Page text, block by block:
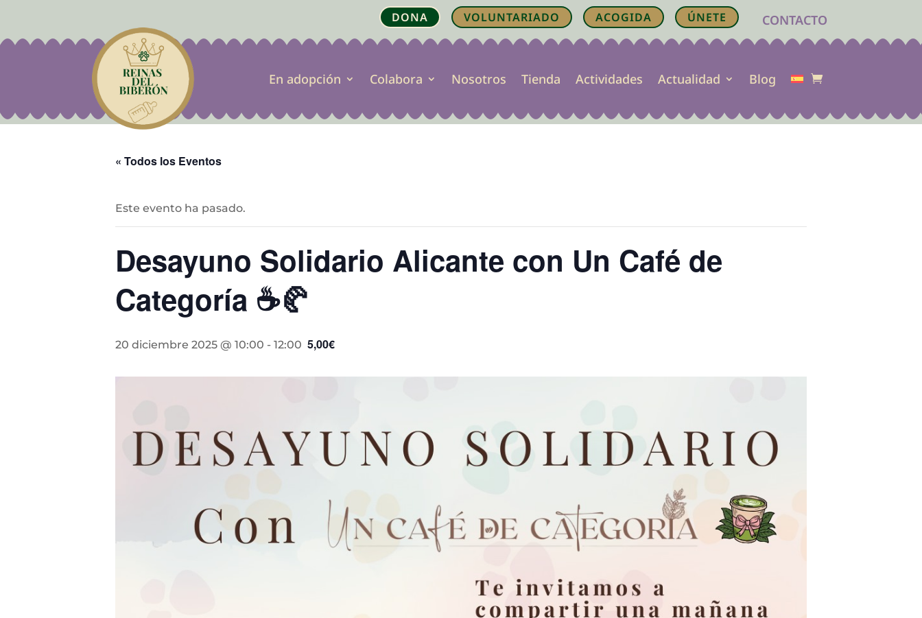
DONA VOLUNTARIADO ACOGIDA ÚNETE CONTACTO
En adopción Colabora Nosotros Tienda Actividades Actualidad Blog
« Todos los Eventos
Este evento ha pasado.
Desayuno Solidario Alicante con Un Café de
Categoría ☕🥐
20 diciembre 2025 @ 10:00 - 12:00 5,00€